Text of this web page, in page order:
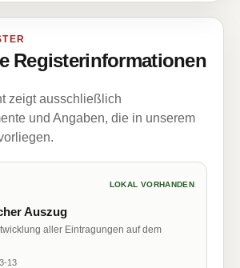
Registerinformationen
zeigt ausschließlich
und Angaben, die in unserem
LOKAL VORHANDEN
Auszug
aller Eintragungen auf dem
13